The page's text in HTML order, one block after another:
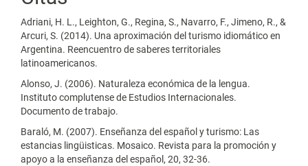
Adriani, H. L., Leighton, G., Regina, S., Navarro, F., Jimeno, R., &
Arcuri, S. (2014). Una aproximación del turismo idiomático en
Argentina. Reencuentro de saberes territoriales
latinoamericanos.
Alonso, J. (2006). Naturaleza económica de la lengua.
Instituto complutense de Estudios Internacionales.
Documento de trabajo.
Baraló, M. (2007). Enseñanza del español y turismo: Las
estancias lingüisticas. Mosaico. Revista para la promoción y
apoyo a la enseñanza del español, 20, 32-36.